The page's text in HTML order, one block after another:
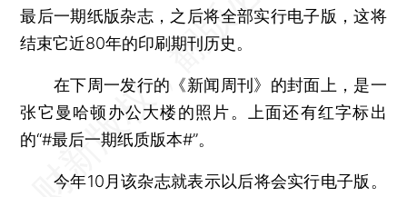
最后一期纸版杂志，之后将全部实行电子版，这将
结束它近80年的印刷期刊历史。
在下周一发行的《新闻周刊》的封面上，是一
张它曼哈顿办公大楼的照片。上面还有红字标出
的“#最后一期纸质版本#”。
今年10月该杂志就表示以后将会实行电子版。